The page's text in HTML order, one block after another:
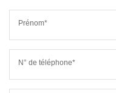
Prénom*
N° de téléphone*